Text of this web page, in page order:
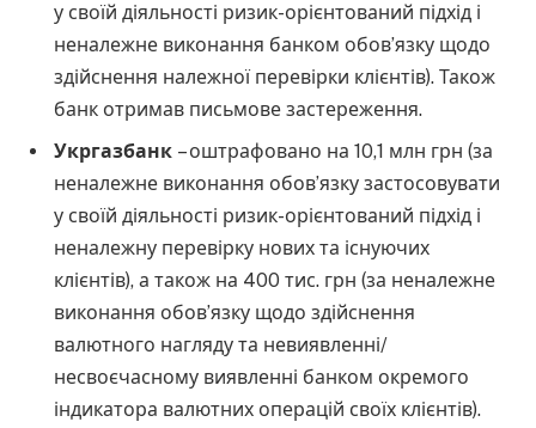
у своїй діяльності ризик-орієнтований підхід і
неналежне виконання банком обов’язку щодо
здійснення належної перевірки клієнтів). Також
банк отримав письмове застереження.
Укргазбанк – оштрафовано на 10,1 млн грн (за
неналежне виконання обов’язку застосовувати
у своїй діяльності ризик-орієнтований підхід і
неналежну перевірку нових та існуючих
клієнтів), а також на 400 тис. грн (за неналежне
виконання обов’язку щодо здійснення
валютного нагляду та невиявленні/
несвоєчасному виявленні банком окремого
індикатора валютних операцій своїх клієнтів).